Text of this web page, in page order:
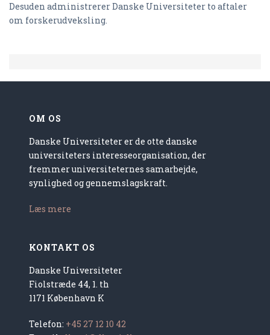
Desuden administrerer Danske Universiteter to aftaler
om forskerudveksling.
OM OS
Danske Universiteter er de otte danske
universiteters interesseorganisation, der
fremmer universiteternes samarbejde,
synlighed og gennemslagskraft.
Læs mere
KONTAKT OS
Danske Universiteter
Fiolstræde 44, 1. th
1171 København K
Telefon: +45 27 12 10 42